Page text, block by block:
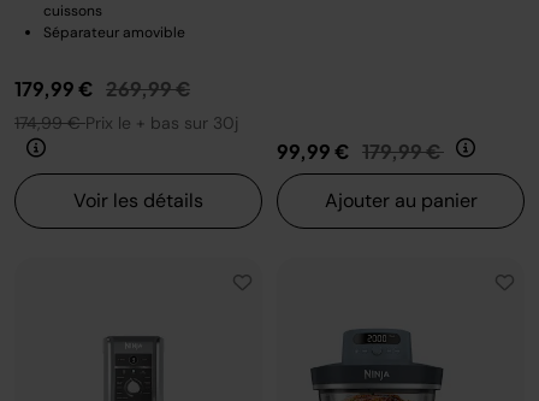
cuissons
Séparateur amovible
179,99 € Prix réduit de
269,99 €au
174,99 €Prix le + bas sur 30j
Voir les détails
99,99 € Prix réduit de
179,99 € au
Ajouter au panier